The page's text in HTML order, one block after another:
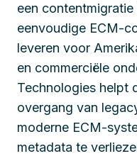
een
eenvoudige ECM-
leveren voor
en commerciële
Technologies helpt
overgang van
moderne ECM-
metadata te